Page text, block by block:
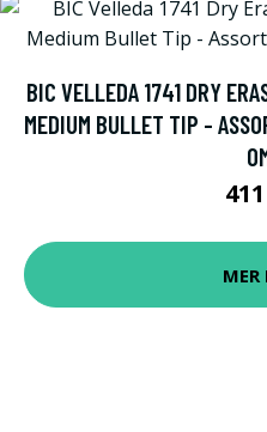
BIC VELLEDA 1741 DRY
MEDIUM BULLET TIP -